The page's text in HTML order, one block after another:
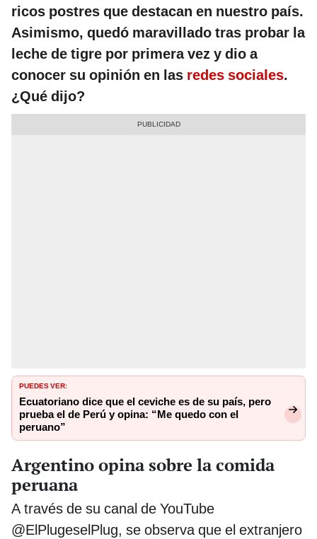
ricos postres que destacan en nuestro país.
Asimismo, quedó maravillado tras probar la
leche de tigre por primera vez y dio a
conocer su opinión en las redes sociales.
¿Qué dijo?
PUEDES VER:
Ecuatoriano dice que el ceviche es de su país, pero
prueba el de Perú y opina: “Me quedo con el
peruano”
Argentino opina sobre la comida
peruana
A través de su canal de YouTube
@ElPlugeselPlug, se observa que el extranjero